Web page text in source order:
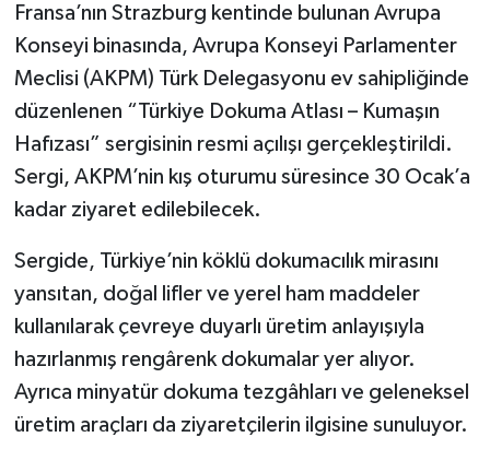
Fransa’nın Strazburg kentinde bulunan Avrupa
Konseyi binasında, Avrupa Konseyi Parlamenter
Meclisi (AKPM) Türk Delegasyonu ev sahipliğinde
düzenlenen “Türkiye Dokuma Atlası – Kumaşın
Hafızası” sergisinin resmi açılışı gerçekleştirildi.
Sergi, AKPM’nin kış oturumu süresince 30 Ocak’a
kadar ziyaret edilebilecek.
Sergide, Türkiye’nin köklü dokumacılık mirasını
yansıtan, doğal lifler ve yerel ham maddeler
kullanılarak çevreye duyarlı üretim anlayışıyla
hazırlanmış rengârenk dokumalar yer alıyor.
Ayrıca minyatür dokuma tezgâhları ve geleneksel
üretim araçları da ziyaretçilerin ilgisine sunuluyor.